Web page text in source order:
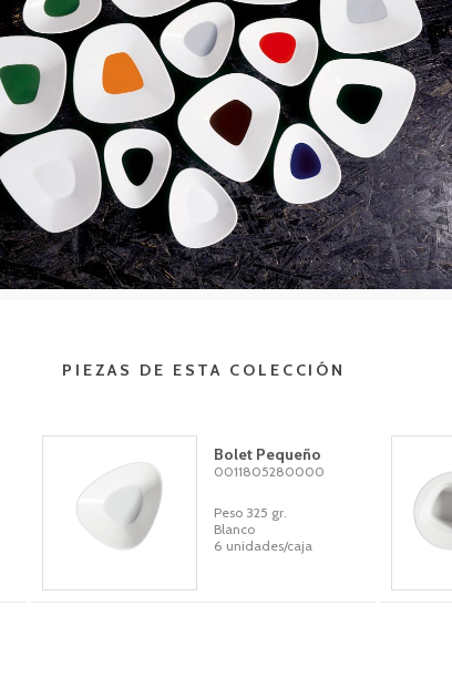
PIEZAS DE ESTA COLECCIÓN
Bolet Pequeño
0011805280000
Peso 325 gr.
Blanco
6 unidades/caja